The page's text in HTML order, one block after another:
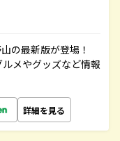
の最新版が登場！
メやグッズなど情報
詳細を見る